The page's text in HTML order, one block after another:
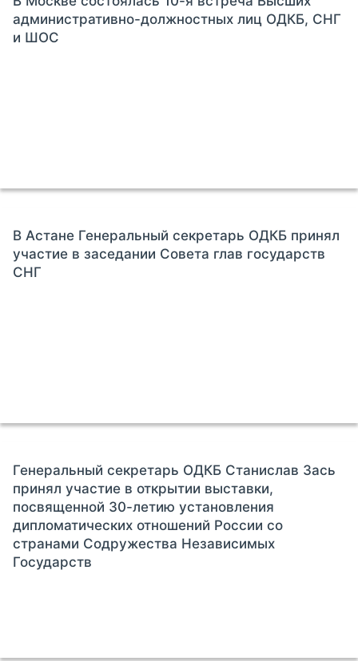
административно-должностных лиц ОДКБ, СНГ
и ШОС
В Астане Генеральный секретарь ОДКБ принял
участие в заседании Совета глав государств
СНГ
Генеральный секретарь ОДКБ Станислав Зась
принял участие в открытии выставки,
посвященной 30-летию установления
дипломатических отношений России со
странами Содружества Независимых
Государств